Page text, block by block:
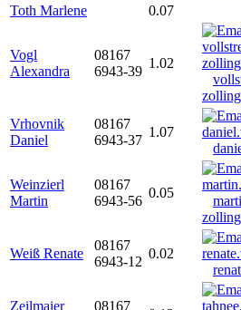
Toth Marlene
0.07
Vogl
Alexandra
08167
6943-39
1.02
Vrhovnik
Daniel
08167
6943-37
1.07
Weinzierl
Martin
08167
6943-56
0.05
Weiß Renate
08167
6943-12
0.02
Zeilmaier
08167